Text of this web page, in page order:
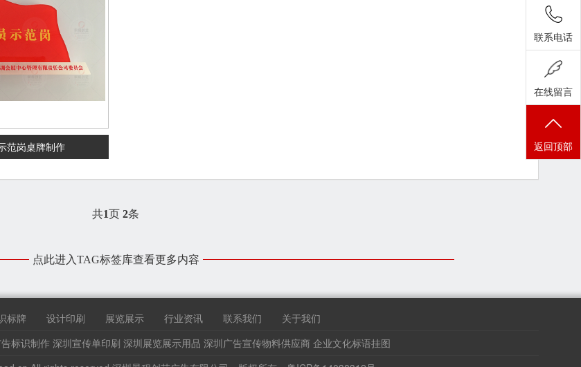
范岗桌牌制作
共1页 2条
点此进入TAG标签库查看更多内容
标牌 设计印刷 展览展示 行业资讯 联系我们
关于我们
标识制作 深圳宣传单印刷 深圳展览展示用品 深圳广告宣传物料供应商 企业文化标语挂图
联系电话
在线留言
返回顶部